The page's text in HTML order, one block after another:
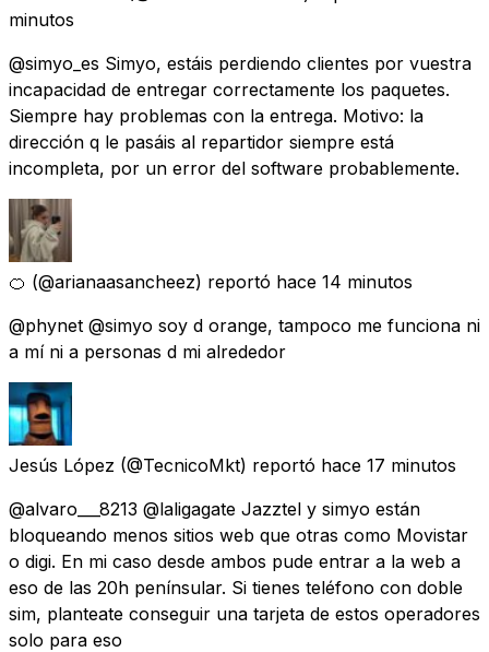
minutos
@simyo_es Simyo, estáis perdiendo clientes por vuestra
incapacidad de entregar correctamente los paquetes.
Siempre hay problemas con la entrega. Motivo: la
dirección q le pasáis al repartidor siempre está
incompleta, por un error del software probablemente.
🍊 (@arianaasancheez) reportó hace 14 minutos
@phynet @simyo soy d orange, tampoco me funciona ni
a mí ni a personas d mi alrededor
Jesús López (@TecnicoMkt) reportó hace 17 minutos
@alvaro___8213 @laligagate Jazztel y simyo están
bloqueando menos sitios web que otras como Movistar
o digi. En mi caso desde ambos pude entrar a la web a
eso de las 20h penínsular. Si tienes teléfono con doble
sim, planteate conseguir una tarjeta de estos operadores
solo para eso